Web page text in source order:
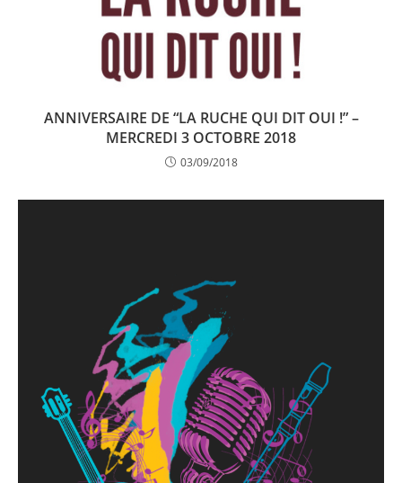
ANNIVERSAIRE DE “LA RUCHE QUI DIT OUI !” –
MERCREDI 3 OCTOBRE 2018
03/09/2018